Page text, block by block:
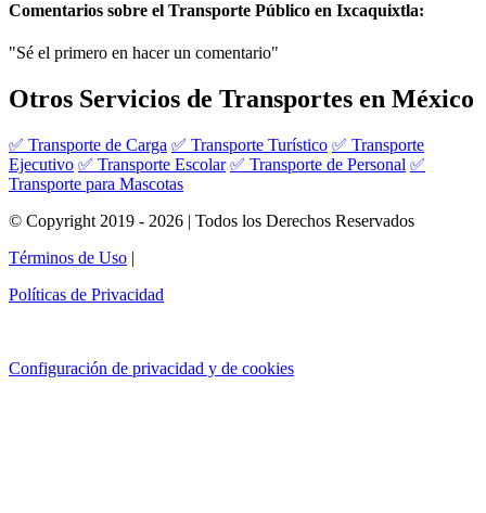
Comentarios sobre el Transporte Público en Ixcaquixtla:
"Sé el primero en hacer un comentario"
Otros Servicios de Transportes en México
✅ Transporte de Carga ✅ Transporte Turístico ✅ Transporte
Ejecutivo ✅ Transporte Escolar ✅ Transporte de Personal ✅
Transporte para Mascotas
© Copyright 2019 - 2026 | Todos los Derechos Reservados
Términos de Uso |
Políticas de Privacidad
Configuración de privacidad y de cookies